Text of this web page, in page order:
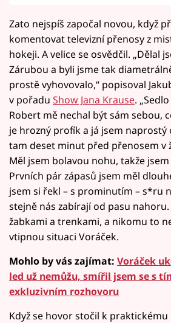
Zato nejspíš započal novou, když
komentovat televizní přenosy z
hokeji. A velice se osvědčil. „Dělal
Zárubou a byli jsme tak
prostě vyhovovalo,“ popisoval
v pořadu Show Jana Krause.
Robert mě nechal být sám sebou,
je hrozný profík a já jsem naprostý
tam deset minut před přenosem v
Měl jsem bolavou nohu, takže
Prvních pár zápasů jsem měl
jsem si řekl – s prominutím – s*ru
stejně nás zabírají od pasu
žabkami a trenkami, a nikomu to
vtipnou situaci Voráček.
Mohlo by vás zajímat: Voráček
led už nemůžu, smířil jsem se s
exkluzivním rozhovoru
Když se hovor stočil k